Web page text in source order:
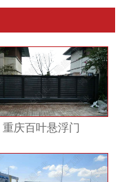
重庆百叶悬浮门